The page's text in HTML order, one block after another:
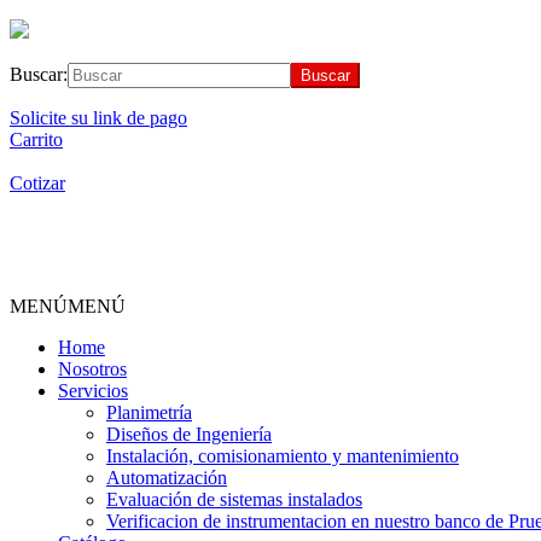
Buscar:
Solicite su link de pago
Carrito
Cotizar
MENÚMENÚ
Home
Nosotros
Servicios
Planimetría
Diseños de Ingeniería
Instalación, comisionamiento y mantenimiento
Automatización
Evaluación de sistemas instalados
Verificacion de instrumentacion en nuestro banco de